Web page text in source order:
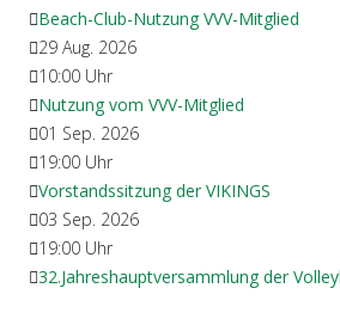
Beach-Club-Nutzung VVV-Mitglied
29 Aug. 2026
10:00 Uhr
Nutzung vom VVV-Mitglied
01 Sep. 2026
19:00 Uhr
Vorstandssitzung der VIKINGS
03 Sep. 2026
19:00 Uhr
32.Jahreshauptversammlung der